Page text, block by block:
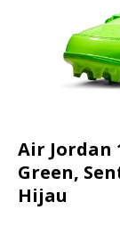
Air Jordan
Green,
Hijau